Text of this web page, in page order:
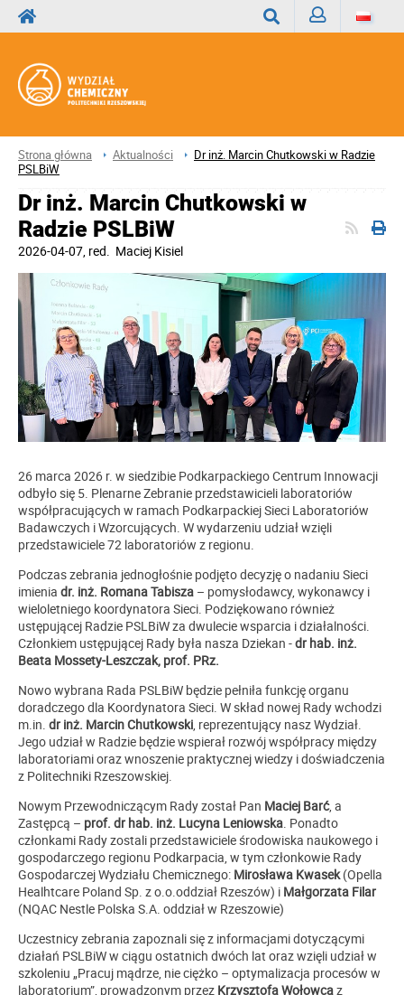
Strona główna Aktualności
Dr inż. Marcin Chutkowski w Radzie
PSLBiW
Dr inż. Marcin Chutkowski w
Radzie PSLBiW
2026-04-07, red. Maciej Kisiel
26 marca 2026 r. w siedzibie Podkarpackiego Centrum Innowacji
odbyło się 5. Plenarne Zebranie przedstawicieli laboratoriów
współpracujących w ramach Podkarpackiej Sieci Laboratoriów
Badawczych i Wzorcujących. W wydarzeniu udział wzięli
przedstawiciele 72 laboratoriów z regionu.
Podczas zebrania jednogłośnie podjęto decyzję o nadaniu Sieci
imienia dr. inż. Romana Tabisza – pomysłodawcy, wykonawcy i
wieloletniego koordynatora Sieci. Podziękowano również
ustępującej Radzie PSLBiW za dwulecie wsparcia i działalności.
Członkiem ustępującej Rady była nasza Dziekan -dr hab. inż.
Beata Mossety-Leszczak, prof. PRz.
Nowo wybrana Rada PSLBiW będzie pełniła funkcję organu
doradczego dla Koordynatora Sieci. W skład nowej Rady wchodzi
m.in. dr inż. Marcin Chutkowski , reprezentujący nasz Wydział.
Jego udział w Radzie będzie wspierał rozwój współpracy między
laboratoriami oraz wnoszenie praktycznej wiedzy i doświadczenia
z Politechniki Rzeszowskiej.
Nowym Przewodniczącym Rady został Pan Maciej Barć, a
Zastępcą – prof. dr hab. inż. Lucyna Leniowska . Ponadto
członkami Rady zostali przedstawiciele środowiska naukowego i
gospodarczego regionu Podkarpacia, w tym członkowie Rady
Gospodarczej Wydziału Chemicznego: Mirosława Kwasek(Opella
Healhtcare Poland Sp. z o.o.oddział Rzeszów) i Małgorzata Filar
(NQAC Nestle Polska S.A. oddział w Rzeszowie)
Uczestnicy zebrania zapoznali się z informacjami dotyczącymi
działań PSLBiW w ciągu ostatnich dwóch lat oraz wzięli udział w
szkoleniu „Pracuj mądrze, nie ciężko – optymalizacja procesów w
laboratorium”, prowadzonym przez Krzysztofa Wołowcaz